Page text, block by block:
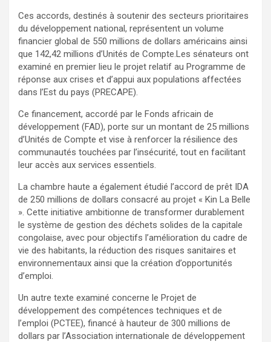
Ces accords, destinés à soutenir des secteurs prioritaires
du développement national, représentent un volume
financier global de 550 millions de dollars américains ainsi
que 142,42 millions d’Unités de Compte.Les sénateurs ont
examiné en premier lieu le projet relatif au Programme de
réponse aux crises et d’appui aux populations affectées
dans l’Est du pays (PRECAPE).
Ce financement, accordé par le Fonds africain de
développement (FAD), porte sur un montant de 25 millions
d’Unités de Compte et vise à renforcer la résilience des
communautés touchées par l’insécurité, tout en facilitant
leur accès aux services essentiels.
La chambre haute a également étudié l’accord de prêt IDA
de 250 millions de dollars consacré au projet « Kin La Belle
». Cette initiative ambitionne de transformer durablement
le système de gestion des déchets solides de la capitale
congolaise, avec pour objectifs l’amélioration du cadre de
vie des habitants, la réduction des risques sanitaires et
environnementaux ainsi que la création d’opportunités
d’emploi.
Un autre texte examiné concerne le Projet de
développement des compétences techniques et de
l’emploi (PCTEE), financé à hauteur de 300 millions de
dollars par l’Association internationale de développement